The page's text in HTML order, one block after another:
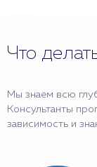
Что
Мы знаем всю
Консультанты
зависимость и